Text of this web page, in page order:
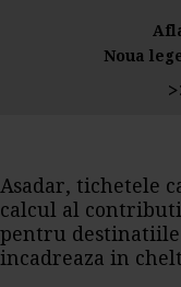
Noua
Asadar, tichetele
calcul al
pentru destinatiile
incadreaza in